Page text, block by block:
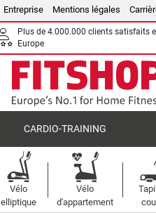
Entreprise Mentions légales
Plus de 4.000.000 clients satisfaits
Europe
CARDIO-TRAINING
Vélo
elliptique
Vélo
d'appartement